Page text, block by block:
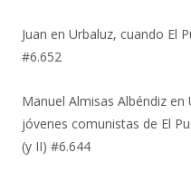
Juan en Urbaluz, cuando El
#6.652
Manuel Almisas Albéndiz en
jóvenes comunistas de El
(y II) #6.644